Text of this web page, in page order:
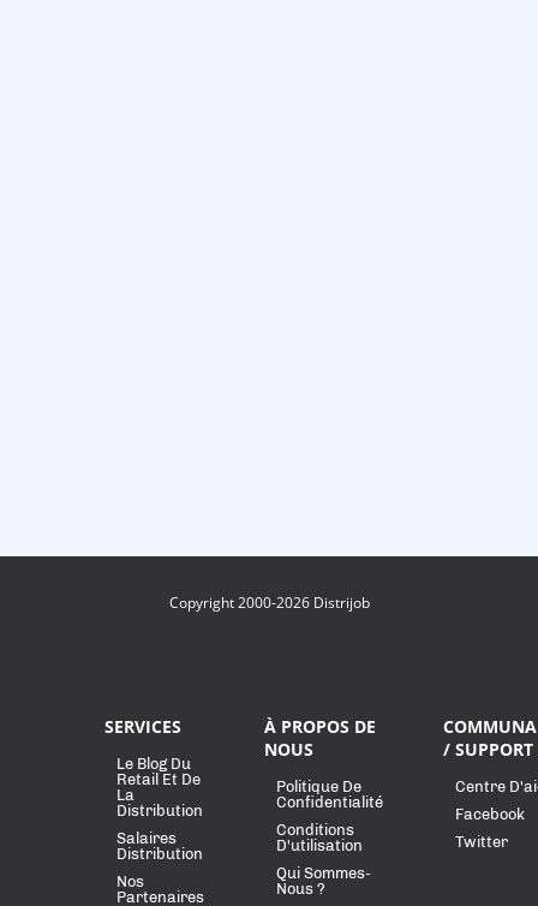
Copyright 2000-2026 Distrijob
SERVICES
Le Blog Du
Retail Et De
La
Distribution
Salaires
Distribution
Nos
Partenaires
À PROPOS DE
NOUS
Politique De
Confidentialité
Conditions
D'utilisation
Qui Sommes-
Nous ?
/ SUPPORT
Centre
Facebook
Twitter